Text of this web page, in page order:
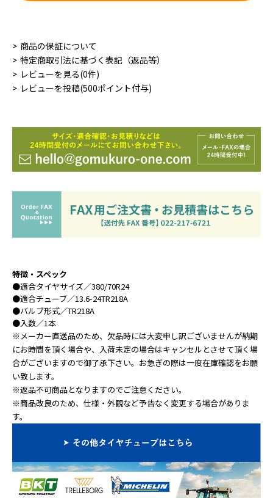
商品の保証について
特定商取引法に基づく表記（返品等）
レビューを見る(0件)
レビューを投稿(500ポイント付与)
特徴・スペック
●適合タイヤサイズ／380/70R24
●適合チューブ／13.6-24TR218A
●バルブ形式／TR218A
●入数／1本
※メーカー直送品のため、欠品時には大変申し訳ございませんが納期
にお時間を頂く場合や、入荷未定の場合はキャンセルとさせて頂く場
合がございますので御了承下さい。お急ぎの際は一度在庫確認をお願
い致します。
※返品不可商品となりますのでご注意ください。
※商品改良のため、仕様・外観など予告なく変更する場合がありま
す。